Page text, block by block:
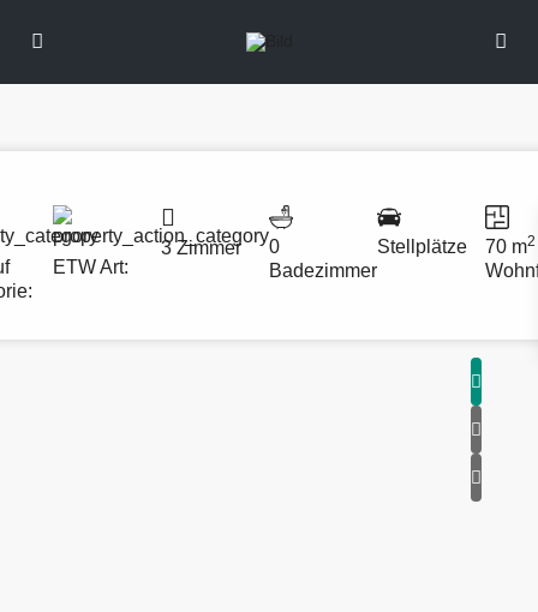
ETWArt:
3 Zimmer
0
Badezimmer
Stellplätze 70 m2